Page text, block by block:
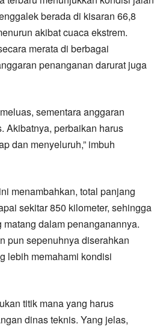
berada di kisaran 66,8
akibat cuaca ekstrem.
merata di berbagai
penanganan darurat juga
sementara anggaran
Akibatnya, perbaikan harus
dan menyeluruh,” imbuh
menambahkan, total panjang
sekitar 850 kilometer, sehingga
dalam penanganannya.
pun sepenuhnya diserahkan
lebih memahami kondisi
titik mana yang harus
dinas teknis. Yang jelas,